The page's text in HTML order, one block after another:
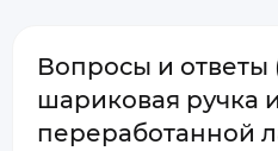
Вопросы и ответы
шариковая ручка
переработанной